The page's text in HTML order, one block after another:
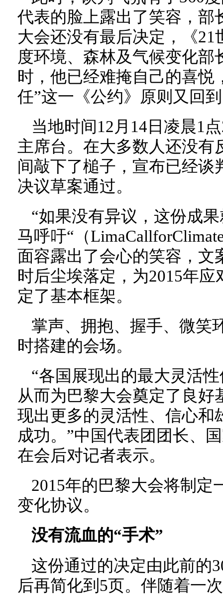
代表的脸上露出了笑容，部
大会还没有最后决定，《
度环境、森林及气候变化部
时，他已经难掩自己的喜悦
任”这一《公约》原则又回
当地时间12月14日凌晨1
主席台。在大多数人还没有
间敲下了槌子，宣布已经谈
决议草案通过。
“如果没有异议，这份成
马呼吁“（
面容露出了会心的笑容，文
时后尘埃落定，为2015年
定了基本框架。
掌声、拥抱、握手、微笑
时搭建的会场。
“各国展现出的最大灵活
从而为巴黎大会奠定了良
现出更多的灵活性、信心和
成功。”中国代表团团长、
在会后对记者表示。
2015年的巴黎大会将制定
变化协议。
没有流血的“手术”
这份通过的决定由此前的
后再简化到5页。伴随着一